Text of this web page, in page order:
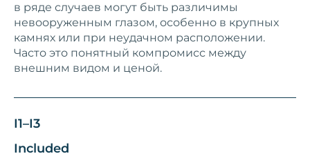
в ряде случаев могут быть различимы
невооруженным глазом, особенно в крупных
камнях или при неудачном расположении.
Часто это понятный компромисс между
внешним видом и ценой.
I1–I3
Included